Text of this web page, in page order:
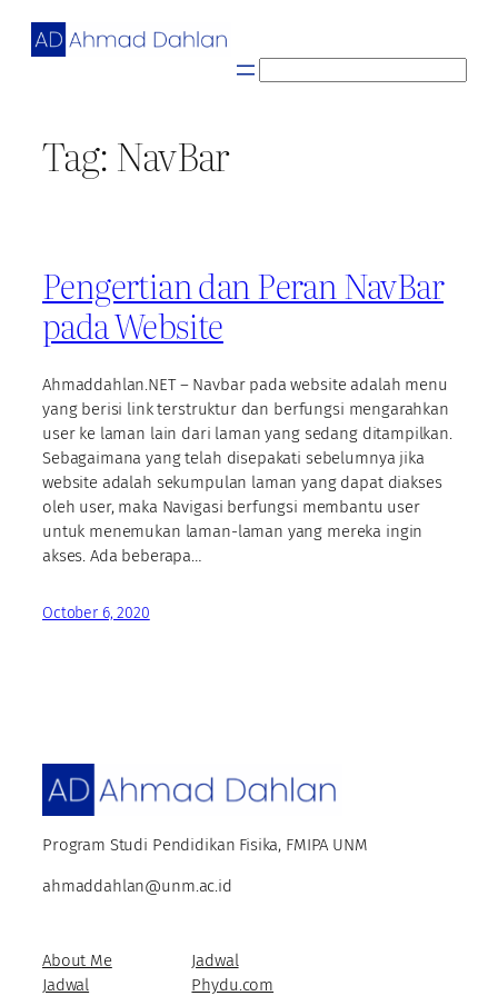
Skip
Tag: NavBar
Pengertian dan Peran NavBar
pada Website
Ahmaddahlan.NET – Navbar pada website adalah menu
yang berisi link terstruktur dan berfungsi mengarahkan
user ke laman lain dari laman yang sedang ditampilkan.
Sebagaimana yang telah disepakati sebelumnya jika
website adalah sekumpulan laman yang dapat diakses
oleh user, maka Navigasi berfungsi membantu user
untuk menemukan laman-laman yang mereka ingin
akses. Ada beberapa…
October 6, 2020
Program Studi Pendidikan Fisika, FMIPA UNM
ahmaddahlan@unm.ac.id
About Me
Jadwal
Jadwal
Phydu.com